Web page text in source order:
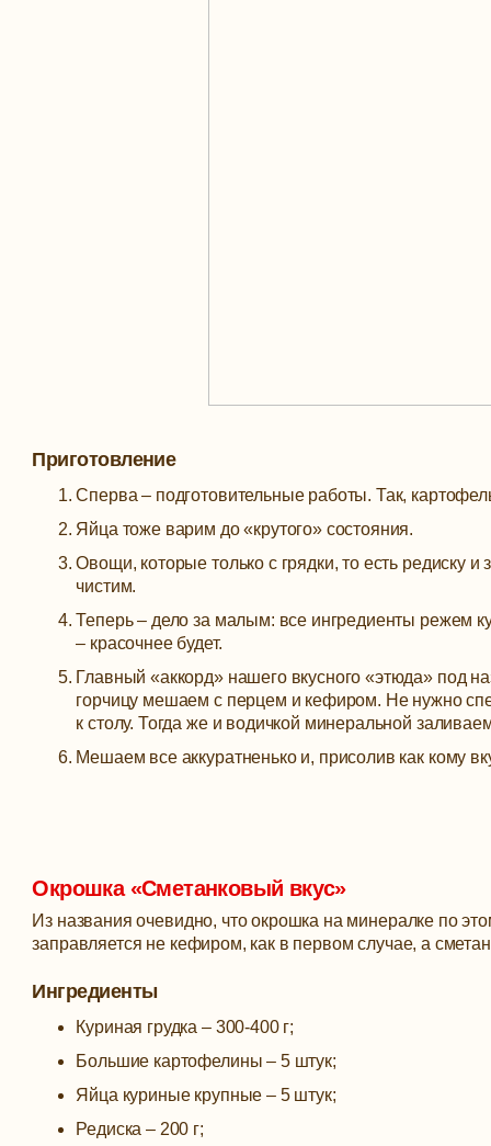
Приготовление
Сперва – подготовительные работы. Так,
Яйца тоже варим до «крутого» состояния.
Овощи, которые только с грядки, то есть редиску
чистим.
Теперь – дело за малым: все ингредиенты режем
– красочнее будет.
Главный «аккорд» нашего вкусного «этюда» под
горчицу мешаем с перцем и кефиром. Не нужно
к столу. Тогда же и водичкой минеральной
Мешаем все аккуратненько и, присолив как кому
Окрошка «Сметанковый вкус»
Из названия очевидно, что окрошка на минералке по
заправляется не кефиром, как в первом случае, а
Ингредиенты
Куриная грудка – 300-400 г;
Большие картофелины – 5 штук;
Яйца куриные крупные – 5 штук;
Редиска – 200 г;